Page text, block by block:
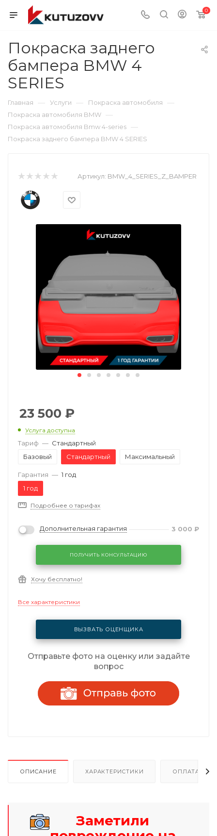
0
Покраска заднего
бампера BMW 4
SERIES
Главная — Услуги — Покраска автомобиля —
Покраска автомобиля BMW —
Покраска автомобиля Bmw 4-series —
Покраска заднего бампера BMW 4 SERIES
Артикул: BMW_4_SERIES_Z_BAMPER
23 500 ₽
Услуга доступна
Тариф — Стандартный
Базовый
Стандартный Максимальный
Гарантия — 1 год
1 год
Подробнее о тарифах
Дополнительная гарантия 3 000 ₽
ПОЛУЧИТЬ КОНСУЛЬТАЦИЮ
Хочу бесплатно!
Все характеристики
ВЫЗВАТЬ ОЦЕНЩИКА
Отправьте фото на оценку или задайте
вопрос
ОПИСАНИЕ ХАРАКТЕРИСТИКИ ОПЛАТА И
Заметили